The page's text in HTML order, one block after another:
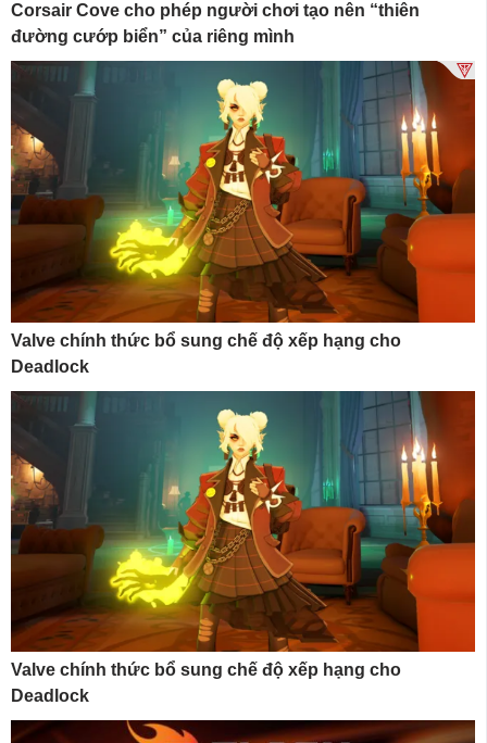
Corsair Cove cho phép người chơi tạo nên “thiên
đường cướp biển” của riêng mình
Valve chính thức bổ sung chế độ xếp hạng cho
Deadlock
Valve chính thức bổ sung chế độ xếp hạng cho
Deadlock